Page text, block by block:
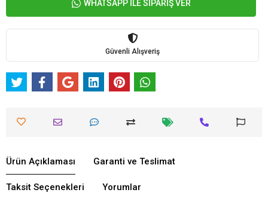
WHATSAPP İLE SİPARİŞ VER
Güvenli Alışveriş
Ürün Açıklaması Garanti ve Teslimat
Taksit Seçenekleri Yorumlar